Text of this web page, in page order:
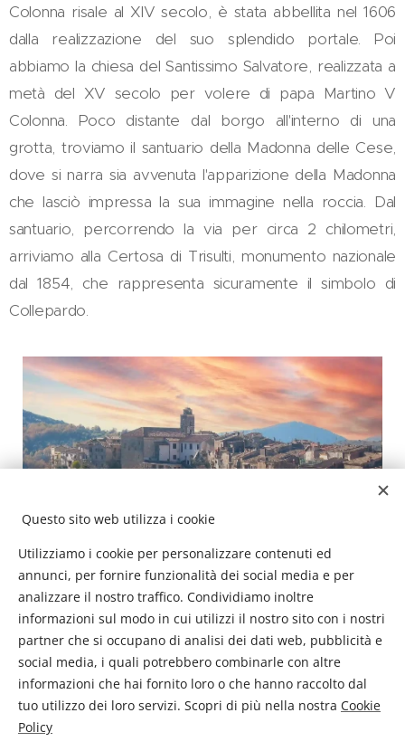
Colonna risale al XIV secolo, è stata abbellita nel 1606
dalla realizzazione del suo splendido portale. Poi
abbiamo la chiesa del Santissimo Salvatore, realizzata a
metà del XV secolo per volere di papa Martino V
Colonna. Poco distante dal borgo all'interno di una
grotta, troviamo il santuario della Madonna delle Cese,
dove si narra sia avvenuta l'apparizione della Madonna
che lasciò impressa la sua immagine nella roccia. Dal
santuario, percorrendo la via per circa 2 chilometri,
arriviamo alla Certosa di Trisulti, monumento nazionale
dal 1854, che rappresenta sicuramente il simbolo di
Collepardo.
Questo sito web utilizza i cookie
Utilizziamo i cookie per personalizzare contenuti ed
annunci, per fornire funzionalità dei social media e per
analizzare il nostro traffico. Condividiamo inoltre
informazioni sul modo in cui utilizzi il nostro sito con i nostri
partner che si occupano di analisi dei dati web, pubblicità e
social media, i quali potrebbero combinarle con altre
informazioni che hai fornito loro o che hanno raccolto dal
tuo utilizzo dei loro servizi. Scopri di più nella nostra Cookie
Policy